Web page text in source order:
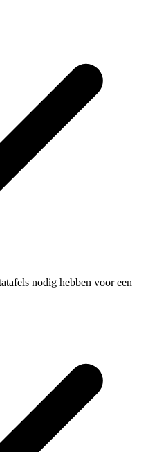
nodig hebben voor een